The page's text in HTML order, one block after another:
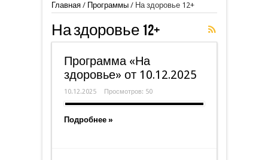
Главная/ Программы/ На здоровье 12+
На здоровье 12+
Программа «На
здоровье» от 10.12.2025
10.12.2025 Просмотров: 50
Подробнее »